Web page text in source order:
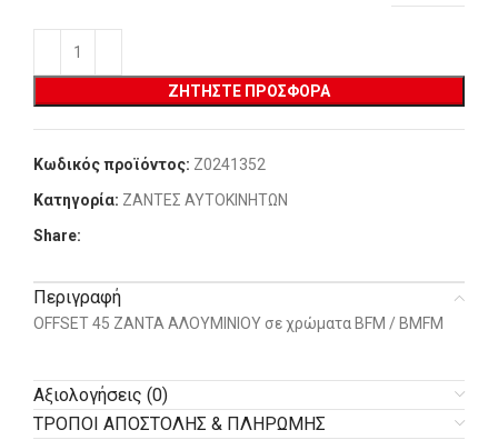
ΖΗΤΉΣΤΕ ΠΡΟΣΦΟΡΆ
Κωδικός προϊόντος: Z0241352
Κατηγορία: ΖΑΝΤΕΣ ΑΥΤΟΚΙΝΗΤΩΝ
Share:
Περιγραφή
OFFSET 45 ΖΑΝΤΑ ΑΛΟΥΜΙΝΙΟΥ σε χρώματα BFM / BMFM
Αξιολογήσεις (0)
ΤΡΟΠΟΙ ΑΠΟΣΤΟΛΗΣ & ΠΛΗΡΩΜΗΣ